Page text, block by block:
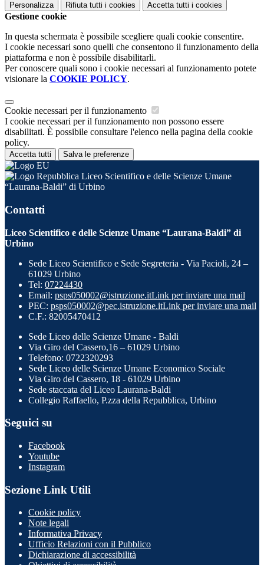
Personalizza Rifiuta tutti i cookies Accetta tutti i cookies
Gestione cookie
In questa schermata è possibile scegliere quali cookie consentire.
I cookie necessari sono quelli che consentono il funzionamento della
piattaforma e non è possibile disabilitarli.
Per conoscere quali sono i cookie necessari al funzionamento potete
visionare la COOKIE POLICY.
Cookie necessari per il funzionamento
I cookie necessari per il funzionamento non possono essere
disabilitati. È possibile consultare l'elenco nella pagina della cookie
policy.
Accetta tutti Salva le preferenze
Liceo Scientifico e delle Scienze Umane
“Laurana-Baldi” di Urbino
Contatti
Liceo Scientifico e delle Scienze Umane “Laurana-Baldi” di
Urbino
Sede Liceo Scientifico e Sede Segreteria - Via Pacioli, 24 –
61029 Urbino
Tel: 07224430
Email: psps050002@istruzione.itLink per inviare una mail
PEC: psps050002@pec.istruzione.itLink per inviare una mail
C.F.: 82005470412
Sede Liceo delle Scienze Umane - Baldi
Via Giro del Cassero,16 – 61029 Urbino
Telefono: 0722320293
Sede Liceo delle Scienze Umane Economico Sociale
Via Giro del Cassero, 18 - 61029 Urbino
Sede staccata del Liceo Laurana-Baldi
Collegio Raffaello, P.zza della Repubblica, Urbino
Seguici su
Facebook
Youtube
Instagram
Sezione Link Utili
Cookie policy
Note legali
Informativa Privacy
Ufficio Relazioni con il Pubblico
Dichiarazione di accessibilità